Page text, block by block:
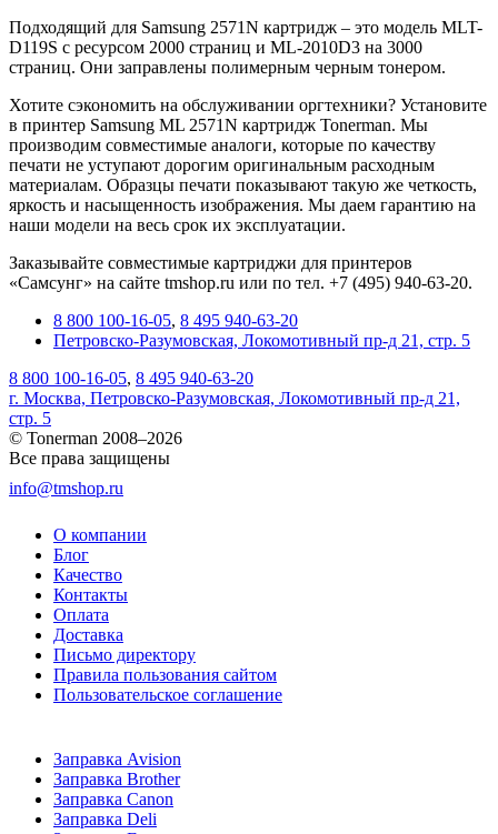
Подходящий для Samsung 2571N картридж – это модель MLT-
D119S с ресурсом 2000 страниц и ML-2010D3 на 3000
страниц. Они заправлены полимерным черным тонером.
Хотите сэкономить на обслуживании оргтехники? Установите
в принтер Samsung ML 2571N картридж Tonerman. Мы
производим совместимые аналоги, которые по качеству
печати не уступают дорогим оригинальным расходным
материалам. Образцы печати показывают такую же четкость,
яркость и насыщенность изображения. Мы даем гарантию на
наши модели на весь срок их эксплуатации.
Заказывайте совместимые картриджи для принтеров
«Самсунг» на сайте tmshop.ru или по тел. +7 (495) 940-63-20.
8 800 100-16-05, 8 495 940-63-20
Петровско-Разумовская, Локомотивный пр-д 21, стр. 5
8 800 100-16-05, 8 495 940-63-20
г. Москва, Петровско-Разумовская, Локомотивный пр-д 21,
стр. 5
© Tonerman 2008–2026
Все права защищены
info@tmshop.ru
О компании
Блог
Качество
Контакты
Оплата
Доставка
Письмо директору
Правила пользования сайтом
Пользовательское соглашение
Заправка Avision
Заправка Brother
Заправка Canon
Заправка Deli